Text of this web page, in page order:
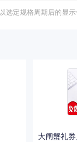
选定规格周期后的显示
大闸蟹礼